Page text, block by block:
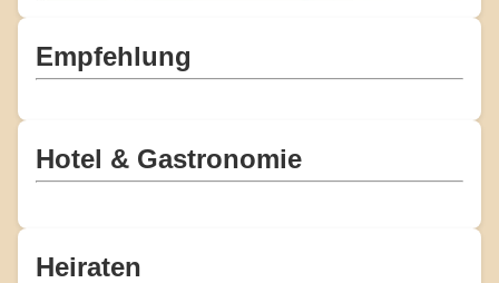
Empfehlung
Hotel & Gastronomie
Heiraten